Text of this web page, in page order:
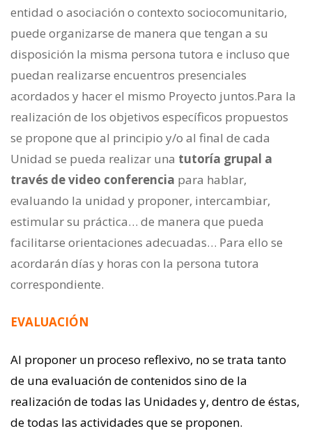
entidad o asociación o contexto sociocomunitario,
puede organizarse de manera que tengan a su
disposición la misma persona tutora e incluso que
puedan realizarse encuentros presenciales
acordados y hacer el mismo Proyecto juntos.Para la
realización de los objetivos específicos propuestos
se propone que al principio y/o al final de cada
Unidad se pueda realizar una tutoría grupal a
través de video conferencia para hablar,
evaluando la unidad y proponer, intercambiar,
estimular su práctica… de manera que pueda
facilitarse orientaciones adecuadas… Para ello se
acordarán días y horas con la persona tutora
correspondiente.
EVALUACIÓN
Al proponer un proceso reflexivo, no se trata tanto
de una evaluación de contenidos sino de la
realización de todas las Unidades y, dentro de éstas,
de todas las actividades que se proponen.